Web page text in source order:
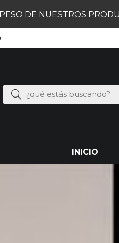
DE NUESTROS
INICIO